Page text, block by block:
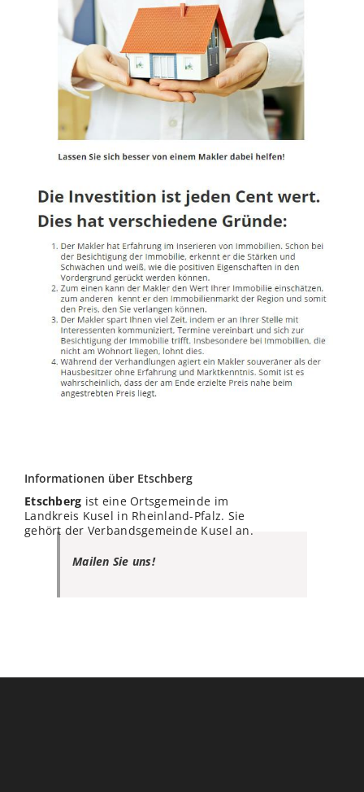
Informationen über Etschberg
Etschberg ist eine Ortsgemeinde im
Landkreis Kusel in Rheinland-Pfalz. Sie
gehört der Verbandsgemeinde Kusel an.
Mailen Sie uns!